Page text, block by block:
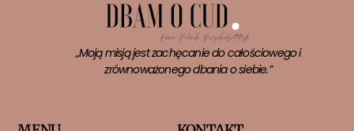
„Moją misją jest zachęcanie do całościowego i
zrównoważonego dbania o siebie.”